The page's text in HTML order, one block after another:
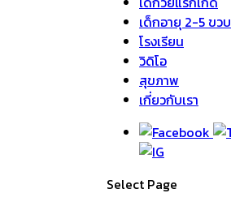
เด็กอายุ 2-5 ขวบ
โรงเรียน
วิดิโอ
สุขภาพ
เกี่ยวกับเรา
Select Page